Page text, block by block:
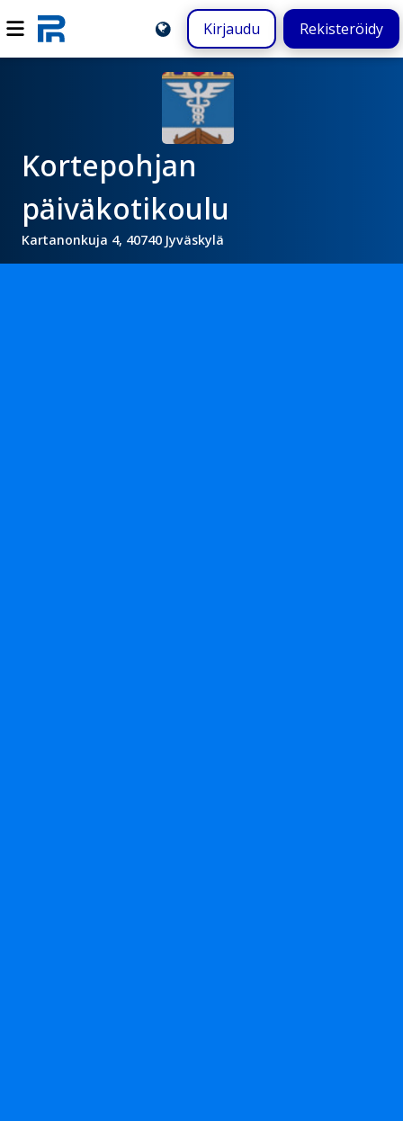
Kirjaudu Rekisteröidy
Kortepohjan
päiväkotikoulu
Kartanonkuja 4, 40740 Jyväskylä